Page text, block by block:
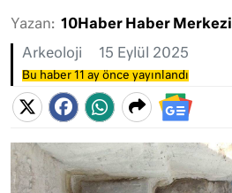
Yazan: 10Haber Haber Merkezi
Arkeoloji 15 Eylül 2025
Bu haber 11 ay önce yayınlandı